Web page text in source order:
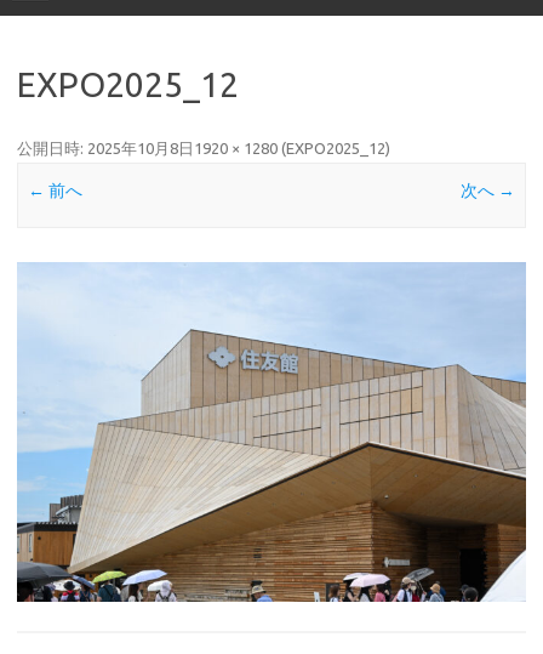
EXPO2025_12
公開日時: 2025年10月8日 1920 × 1280 (EXPO2025_12)
← 前へ 次へ →